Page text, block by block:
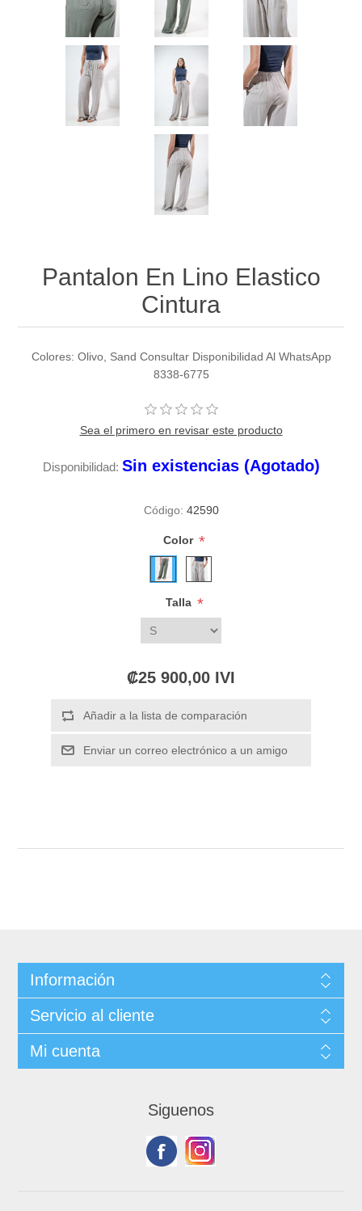
Pantalon En Lino Elastico
Cintura
Colores: Olivo, Sand Consultar Disponibilidad Al WhatsApp
8338-6775
Sea el primero en revisar este producto
Disponibilidad: Sin existencias (Agotado)
Código: 42590
Color *
Talla *
₡25 900,00 IVI
Información
Servicio al cliente
Mi cuenta
Siguenos